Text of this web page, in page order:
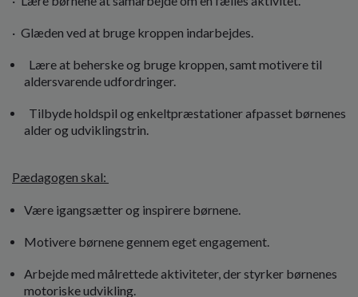
· Glæden ved at bruge kroppen indarbejdes.
Lære at beherske og bruge kroppen, samt motivere til
aldersvarende udfordringer.
Tilbyde holdspil og enkeltpræstationer afpasset børnenes
alder og udviklingstrin.
Pædagogen skal:
Være igangsætter og inspirere børnene.
Motivere børnene gennem eget engagement.
Arbejde med målrettede aktiviteter, der styrker børnenes
motoriske udvikling.